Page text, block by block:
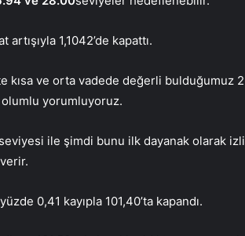
1,1042’de kapattı.
ve orta vadede değerli bulduğumuz
yorumluyoruz.
ile şimdi bunu ilk dayanak olarak
0,41 kayıpla 101,40’ta kapandı.